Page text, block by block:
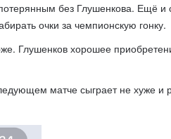
без Глушенкова. Ещё и
очки за чемпионскую гонку.
Глушенков хорошее
матче сыграет не хуже и